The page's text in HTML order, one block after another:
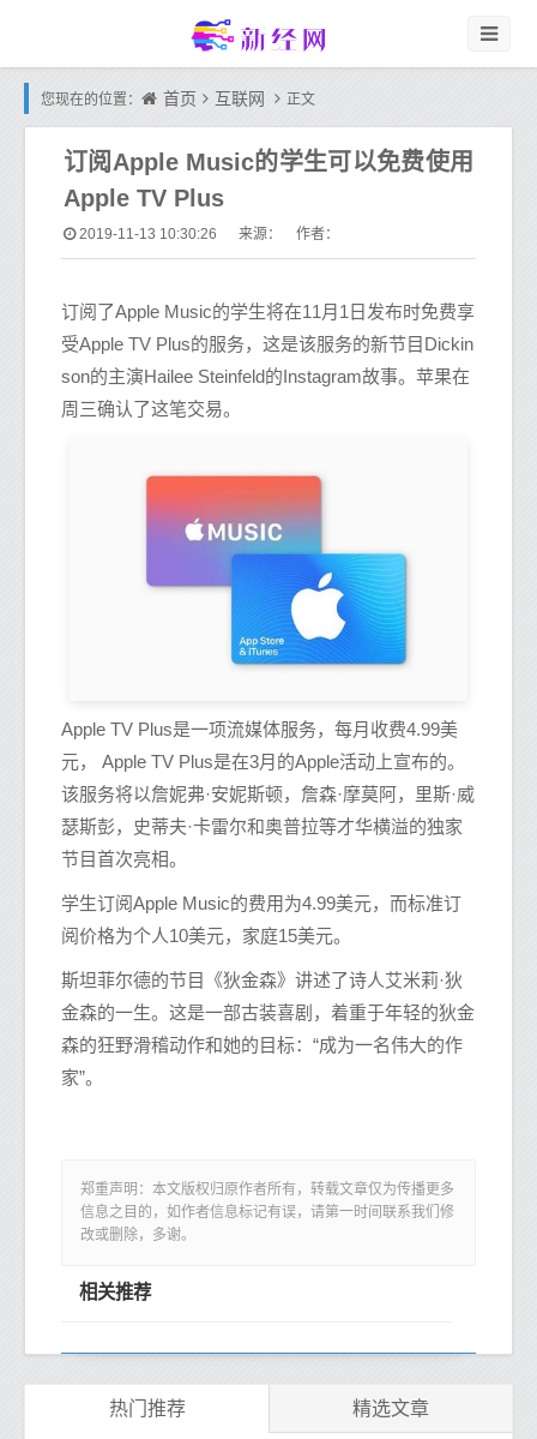
您现在的位置： 首页 互联网 正文
订阅Apple Music的学生可以免费使用
Apple TV Plus
2019-11-13 10:30:26 来源： 作者：
订阅了Apple Music的学生将在11月1日发布时免费享
受Apple TV Plus的服务，这是该服务的新节目Dickin
son的主演Hailee Steinfeld的Instagram故事。苹果在
周三确认了这笔交易。
Apple TV Plus是一项流媒体服务，每月收费4.99美
元， Apple TV Plus是在3月的Apple活动上宣布的。
该服务将以詹妮弗·安妮斯顿，詹森·摩莫阿，里斯·威
瑟斯彭，史蒂夫·卡雷尔和奥普拉等才华横溢的独家
节目首次亮相。
学生订阅Apple Music的费用为4.99美元，而标准订
阅价格为个人10美元，家庭15美元。
斯坦菲尔德的节目《狄金森》讲述了诗人艾米莉·狄
金森的一生。这是一部古装喜剧，着重于年轻的狄金
森的狂野滑稽动作和她的目标：“成为一名伟大的作
家”。
郑重声明：本文版权归原作者所有，转载文章仅为传播更多
信息之目的，如作者信息标记有误，请第一时间联系我们修
改或删除，多谢。
相关推荐
热门推荐 精选文章